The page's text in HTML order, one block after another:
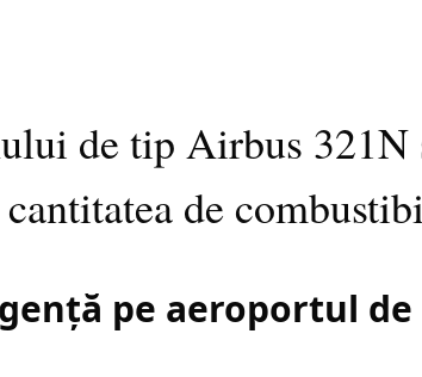
de tip Airbus 321N
de
pe aeroportul de